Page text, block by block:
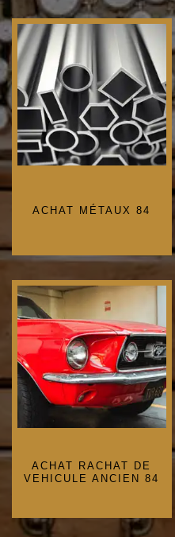
ACHAT MÉTAUX 84
ACHAT RACHAT DE
VEHICULE ANCIEN 84